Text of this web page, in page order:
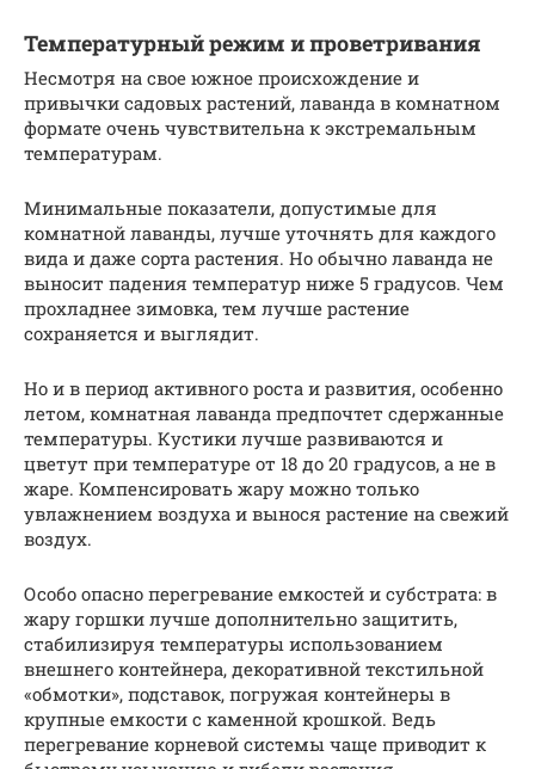
Температурный режим и проветривания
Несмотря на свое южное происхождение и
привычки садовых растений, лаванда в комнатном
формате очень чувствительна к экстремальным
температурам.
Минимальные показатели, допустимые для
комнатной лаванды, лучше уточнять для каждого
вида и даже сорта растения. Но обычно лаванда не
выносит падения температур ниже 5 градусов. Чем
прохладнее зимовка, тем лучше растение
сохраняется и выглядит.
Но и в период активного роста и развития, особенно
летом, комнатная лаванда предпочтет сдержанные
температуры. Кустики лучше развиваются и
цветут при температуре от 18 до 20 градусов, а не в
жаре. Компенсировать жару можно только
увлажнением воздуха и вынося растение на свежий
воздух.
Особо опасно перегревание емкостей и субстрата: в
жару горшки лучше дополнительно защитить,
стабилизируя температуры использованием
внешнего контейнера, декоративной текстильной
«обмотки», подставок, погружая контейнеры в
крупные емкости с каменной крошкой. Ведь
перегревание корневой системы чаще приводит к